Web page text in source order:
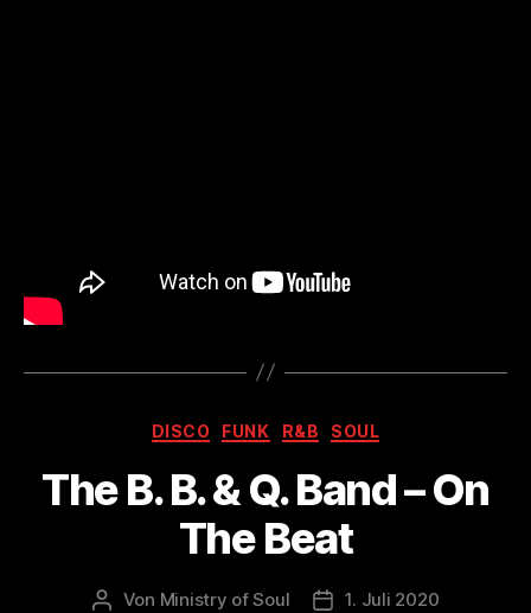
Kategorien
DISCO FUNK R&B SOUL
The B. B. & Q. Band – On
The Beat
Beitragsautor
Von Ministry of Soul Veröffentlichungsdatum
1. Juli 2020